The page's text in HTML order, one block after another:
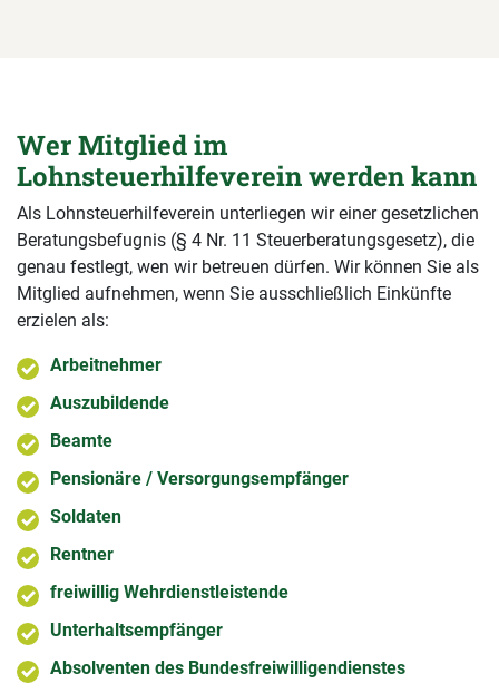
Wer Mitglied im
Lohnsteuerhilfeverein werden kann
Als Lohnsteuerhilfeverein unterliegen wir einer gesetzlichen
Beratungsbefugnis (§ 4 Nr. 11 Steuerberatungsgesetz), die
genau festlegt, wen wir betreuen dürfen. Wir können Sie als
Mitglied aufnehmen, wenn Sie ausschließlich Einkünfte
erzielen als:
Arbeitnehmer
Auszubildende
Beamte
Pensionäre / Versorgungsempfänger
Soldaten
Rentner
freiwillig Wehrdienstleistende
Unterhaltsempfänger
Absolventen des Bundesfreiwilligendienstes